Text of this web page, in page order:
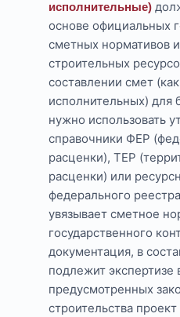
исполнительные)
основе официальных
сметных нормативов
строительных
составлении смет
исполнительных)
нужно использовать
справочники ФЕР
расценки), ТЕР
расценки) или
федерального
увязывает сметное
государственного
документация, в
подлежит экспертизе
предусмотренных
строительства